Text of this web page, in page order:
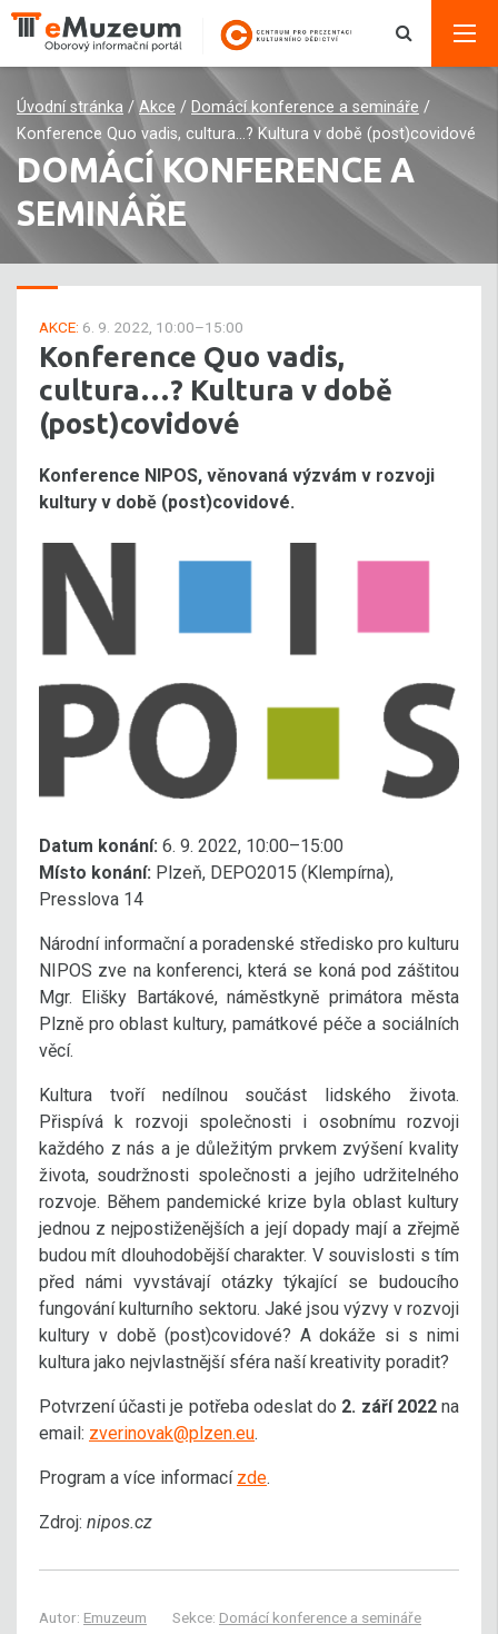
Úvodní stránka / Akce / Domácí konference a semináře /
Konference Quo vadis, cultura…? Kultura v době (post)covidové
DOMÁCÍ KONFERENCE A
SEMINÁŘE
AKCE: 6. 9. 2022, 10:00–15:00
Konference Quo vadis,
cultura…? Kultura v době
(post)covidové
Konference NIPOS, věnovaná výzvám v rozvoji
kultury v době (post)covidové.
Datum konání: 6. 9. 2022, 10:00–15:00
Místo konání: Plzeň, DEPO2015 (Klempírna),
Presslova 14
Národní informační a poradenské středisko pro kulturu
NIPOS zve na konferenci, která se koná pod záštitou
Mgr. Elišky Bartákové, náměstkyně primátora města
Plzně pro oblast kultury, památkové péče a sociálních
věcí.
Kultura tvoří nedílnou součást lidského života.
Přispívá k rozvoji společnosti i osobnímu rozvoji
každého z nás a je důležitým prvkem zvýšení kvality
života, soudržnosti společnosti a jejího udržitelného
rozvoje. Během pandemické krize byla oblast kultury
jednou z nejpostiženějších a její dopady mají a zřejmě
budou mít dlouhodobější charakter. V souvislosti s tím
před námi vyvstávají otázky týkající se budoucího
fungování kulturního sektoru. Jaké jsou výzvy v rozvoji
kultury v době (post)covidové? A dokáže si s nimi
kultura jako nejvlastnější sféra naší kreativity poradit?
Potvrzení účasti je potřeba odeslat do 2. září 2022na
email: zverinovak@plzen.eu.
Program a více informací zde.
Zdroj: nipos.cz
Autor: Emuzeum Sekce: Domácí konference a semináře